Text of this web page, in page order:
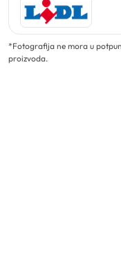
*Fotografija ne mora u
proizvoda.